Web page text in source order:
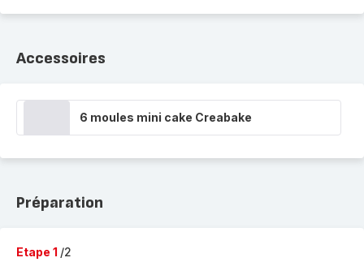
Accessoires
6 moules mini cake Creabake
Préparation
Etape 1 /2